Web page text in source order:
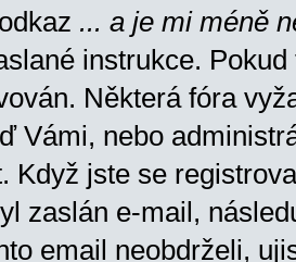
... a je mi méně
instrukce.
Některá fóra
Vámi, nebo
Když jste se
zaslán e-mail,
email neobdrželi,